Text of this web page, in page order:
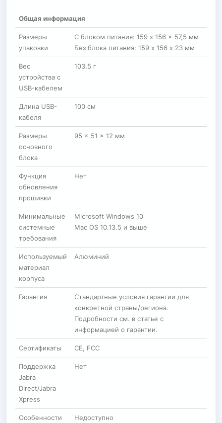
Общая информация
Размеры
упаковки
С блоком питания: 159 x 156 x 57,5 мм
Без блока питания: 159 х 156 х 23 мм
Вес
устройства с
USB-кабелем
103,5 г
Длина USB-
кабеля
100 см
Размеры
основного
блока
95 x 51 x 12 мм
Функция
обновления
прошивки
Нет
Минимальные
системные
требования
Microsoft Windows 10
Mac OS 10.13.5 и выше
Используемый
материал
корпуса
Алюминий
Гарантия
Стандартные условия гарантии для
конкретной страны/региона.
Подробности см. в статье с
информацией о гарантии.
Сертификаты CE, FCC
Поддержка
Jabra
Direct/Jabra
Xpress
Нет
Особенности
Недоступно